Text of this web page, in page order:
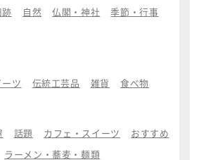
跡 自然 仏閣・神社 季節・行事
ーツ 伝統工芸品 雑貨 食べ物
話題 カフェ・スイーツ おすすめ
ラーメン・蕎麦・麺類